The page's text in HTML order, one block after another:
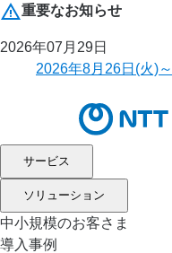
重要なお知らせ
2026年07月29日
2026年8月26日(火)
サービス
ソリューション
中小規模のお客さま
導入事例